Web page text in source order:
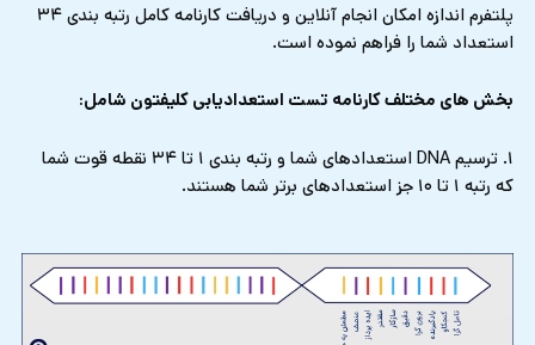
پلتفرم اندازه امکان انجام آنلاین و دریافت کارنامه کامل رتبه بندی ۳۴
استعداد شما را فراهم نموده است.
بخش های مختلف کارنامه تست استعدادیابی کلیفتون شامل:
۱. ترسیم DNA استعدادهای شما و رتبه بندی ۱ تا ۳۴ نقطه قوت شما
که رتبه ۱ تا ۱۰ جز استعدادهای برتر شما هستند.